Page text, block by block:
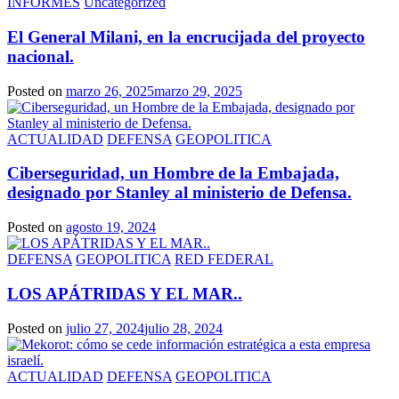
El General Milani, en la encrucijada del proyecto
nacional.
Posted on marzo 26, 2025marzo 29, 2025
ACTUALIDAD DEFENSA GEOPOLITICA
Ciberseguridad, un Hombre de la Embajada,
designado por Stanley al ministerio de Defensa.
Posted on agosto 19, 2024
DEFENSA GEOPOLITICA RED FEDERAL
LOS APÁTRIDAS Y EL MAR..
Posted on julio 27, 2024julio 28, 2024
ACTUALIDAD DEFENSA GEOPOLITICA